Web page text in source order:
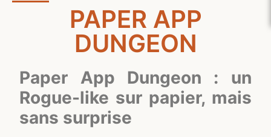
PAPER APP
DUNGEON
Paper App Dungeon : un
Rogue-like sur papier, mais
sans surprise